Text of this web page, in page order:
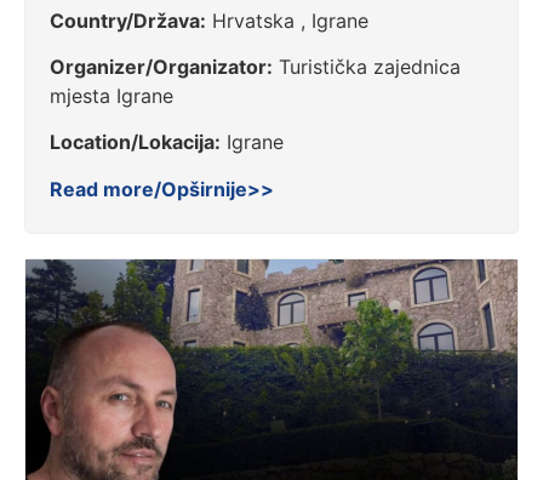
Country/Država: Hrvatska , Igrane
Organizer/Organizator: Turistička zajednica
mjesta Igrane
Location/Lokacija: Igrane
Read more/Opširnije>>